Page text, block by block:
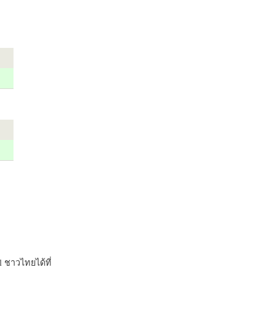
ชาวไทยได้ที่